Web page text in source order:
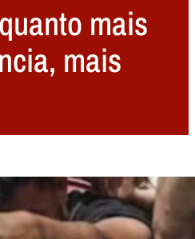
mais
mais